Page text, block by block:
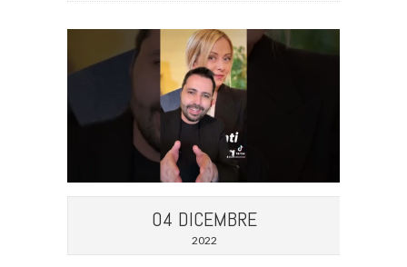
04 DICEMBRE
2022